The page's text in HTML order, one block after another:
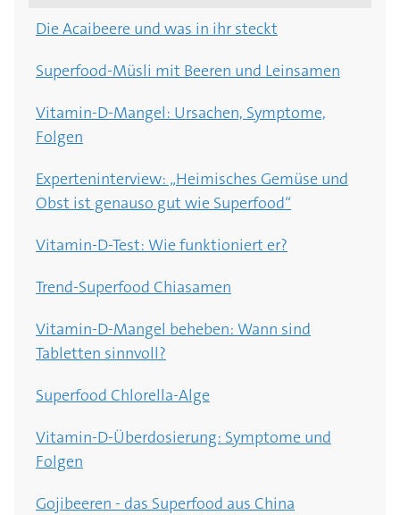
Die Acaibeere und was in ihr steckt
Superfood-Müsli mit Beeren und Leinsamen
Vitamin-D-Mangel: Ursachen, Symptome,
Folgen
Experteninterview: „Heimisches Gemüse und
Obst ist genauso gut wie Superfood“
Vitamin-D-Test: Wie funktioniert er?
Trend-Superfood Chiasamen
Vitamin-D-Mangel beheben: Wann sind
Tabletten sinnvoll?
Superfood Chlorella-Alge
Vitamin-D-Überdosierung: Symptome und
Folgen
Gojibeeren - das Superfood aus China